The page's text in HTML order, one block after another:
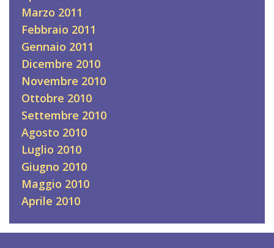
Marzo 2011
Febbraio 2011
Gennaio 2011
Dicembre 2010
Novembre 2010
Ottobre 2010
Settembre 2010
Agosto 2010
Luglio 2010
Giugno 2010
Maggio 2010
Aprile 2010